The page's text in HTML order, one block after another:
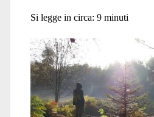
gelaende</
Si legge in circa: 9 minuti